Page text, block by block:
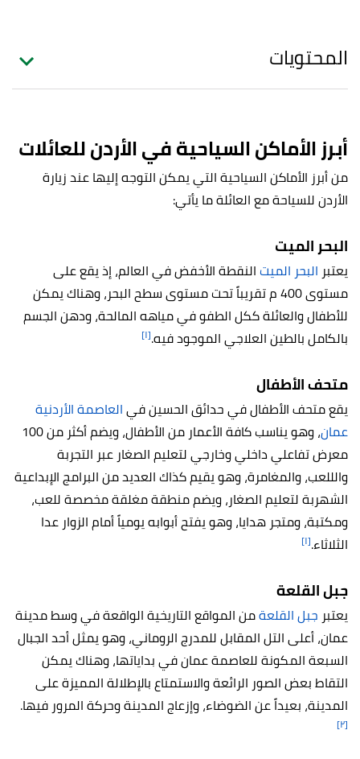
المحتويات
أبرز الأماكن السياحية في الأردن للعائلات
من أبرز الأماكن السياحية التي يمكن التوجه إليها عند زيارة
الأردن للسياحة مع العائلة ما يأتي:
البحر الميت
يعتبر البحر الميتالنقطة الأخفض في العالم، إذ يقع على
مستوى 400 م تقريباً تحت مستوى سطح البحر، وهناك يمكن
للأطفال والعائلة ككل الطفو في مياهه المالحة، ودهن الجسم
بالكامل بالطين العلاجي الموجود فيه.[١]
متحف الأطفال
يقع متحف الأطفال في حدائق الحسين فيالعاصمة الأردنية
عمان
، وهو يناسب كافة الأعمار من الأطفال، ويضم أكثر من 100
معرض تفاعلي داخلي وخارجي لتعليم الصغار عبر التجربة
والللعب، والمغامرة، وهو يقيم كذاك العديد من البرامج الإبداعية
الشهربة لتعليم الصغار، ويضم منطقة مغلقة مخصصة للعب،
ومكتبة، ومتجر هدايا، وهو يفتح أبوابه يومياً أمام الزوار عدا
الثلاثاء.[١]
جبل القلعة
يعتبر جبل القلعةمن المواقع التاريخية الواقعة في وسط مدينة
عمان، أعلى التل المقابل للمدرج الروماني، وهو يمثل أحد الجبال
السبعة المكونة للعاصمة عمان في بداياتها، وهناك يمكن
التقاط بعض الصور الرائعة والاستمتاع بالإطلالة المميزة على
المدينة، بعيداً عن الضوضاء، وإزعاج المدينة وحركة المرور فيها.
[٢]